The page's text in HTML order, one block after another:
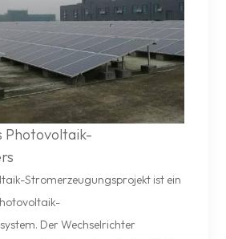
Photovoltaik-
Stromerzeugungsprojekt ist ein
Der Wechselrichter